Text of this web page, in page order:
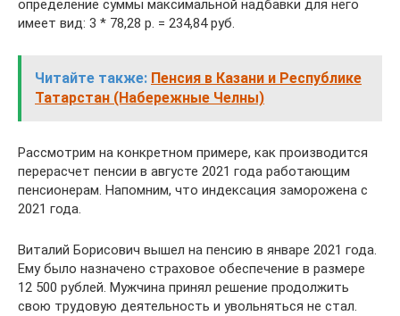
определение суммы максимальной надбавки для него
имеет вид: 3 * 78,28 р. = 234,84 руб.
Читайте также: Пенсия в Казани и Республике
Татарстан (Набережные Челны)
Рассмотрим на конкретном примере, как производится
перерасчет пенсии в августе 2021 года работающим
пенсионерам. Напомним, что индексация заморожена с
2021 года.
Виталий Борисович вышел на пенсию в январе 2021 года.
Ему было назначено страховое обеспечение в размере
12 500 рублей. Мужчина принял решение продолжить
свою трудовую деятельность и увольняться не стал.